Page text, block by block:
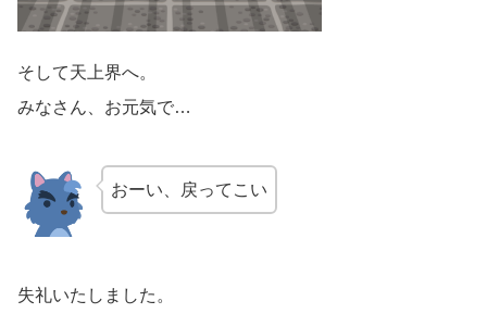
そして天上界へ。
みなさん、お元気で…
おーい、戻ってこい
失礼いたしました。